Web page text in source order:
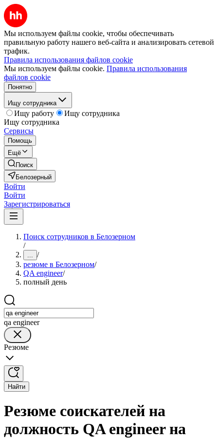
Мы используем файлы cookie, чтобы обеспечивать
правильную работу нашего веб-сайта и анализировать сетевой
трафик.
Правила использования файлов cookie
Мы используем файлы cookie. Правила использования
файлов cookie
Понятно
Ищу сотрудника
Ищу работу
Ищу сотрудника
Ищу сотрудника
Сервисы
Помощь
Ещё
Поиск
Белозерный
Войти
Войти
Зарегистрироваться
Поиск сотрудников в Белозерном
/
... /
резюме в Белозерном/
QA engineer/
полный день
qa engineer
Резюме
Найти
Резюме соискателей на
должность QA engineer на